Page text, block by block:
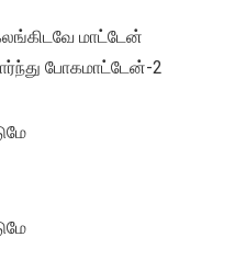
மாட்டேன்
போகமாட்டேன்-2